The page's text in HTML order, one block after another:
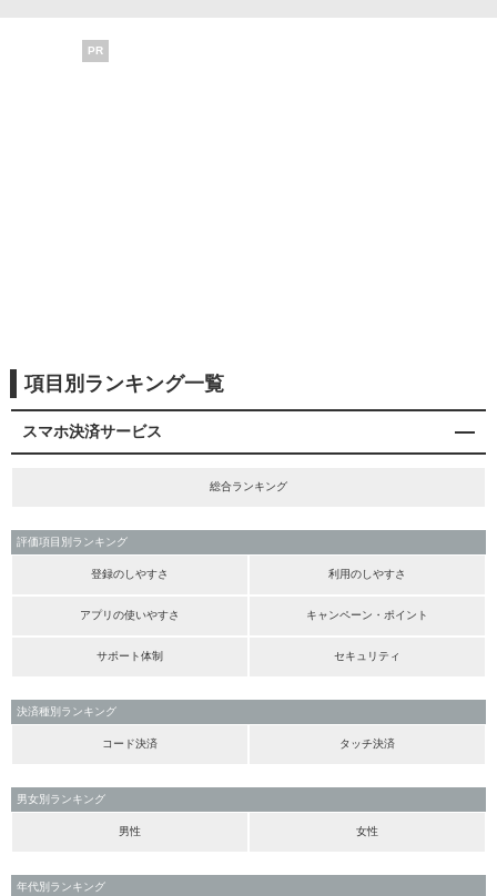
PR
項目別ランキング一覧
スマホ決済サービス
総合ランキング
評価項目別ランキング
登録のしやすさ 利用のしやすさ
アプリの使いやすさ キャンペーン・ポイント
サポート体制 セキュリティ
決済種別ランキング
コード決済 タッチ決済
男女別ランキング
男性 女性
年代別ランキング